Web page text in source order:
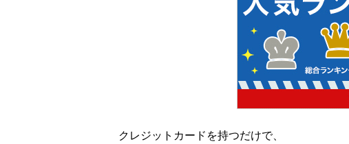
クレジットカードを持つだけで、